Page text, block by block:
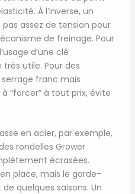
À l’inverse, un
assez de tension pour
de freinage. Pour
d’une clé
utile. Pour des
franc mais
“forcer” à tout prix, évite
en acier, par exemple,
rondelles Grower
écrasées.
place, mais le garde-
quelques saisons. Un